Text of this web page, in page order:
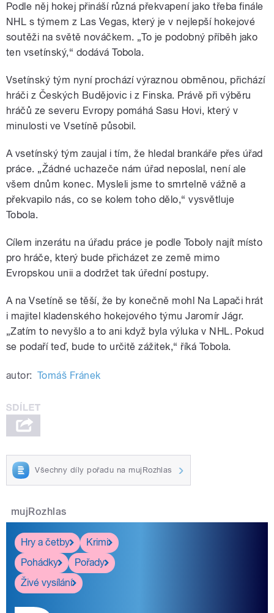
Podle něj hokej přináší různá překvapení jako třeba finále
NHL s týmem z Las Vegas, který je v nejlepší hokejové
soutěži na světě nováčkem. „To je podobný příběh jako
ten vsetínský,“ dodává Tobola.
Vsetínský tým nyní prochází výraznou obměnou, přichází
hráči z Českých Budějovic i z Finska. Právě při výběru
hráčů ze severu Evropy pomáhá Sasu Hovi, který v
minulosti ve Vsetíně působil.
A vsetínský tým zaujal i tím, že hledal brankáře přes úřad
práce. „Žádné uchazeče nám úřad neposlal, není ale
všem dnům konec. Mysleli jsme to smrtelně vážně a
překvapilo nás, co se kolem toho dělo,“ vysvětluje
Tobola.
Cílem inzerátu na úřadu práce je podle Toboly najít místo
pro hráče, který bude přicházet ze země mimo
Evropskou unii a dodržet tak úřední postupy.
A na Vsetíně se těší, že by konečně mohl Na Lapači hrát
i majitel kladenského hokejového týmu Jaromír Jágr.
„Zatím to nevyšlo a to ani když byla výluka v NHL. Pokud
se podaří teď, bude to určitě zážitek,“ říká Tobola.
autor: Tomáš Fránek
Všechny díly pořadu na mujRozhlas
mujRozhlas
Hry a četby
Krimi
Pohádky
Pořady
Živé vysílání